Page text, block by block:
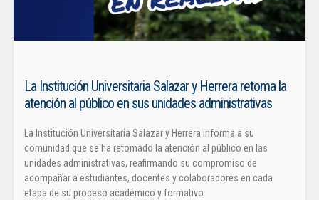
La Institución Universitaria Salazar y Herrera retoma la
atención al público en sus unidades administrativas
La Institución Universitaria Salazar y Herrera informa a su
comunidad que se ha retomado la atención al público en las
unidades administrativas, reafirmando su compromiso de
acompañar a estudiantes, docentes y colaboradores en cada
etapa de su proceso académico y formativo.